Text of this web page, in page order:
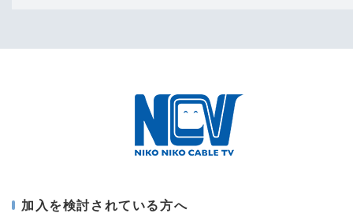
加入を検討されている方へ